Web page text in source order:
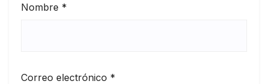
Nombre *
Correo electrónico *